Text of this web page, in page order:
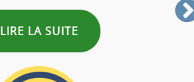
LIRE LA SUITE